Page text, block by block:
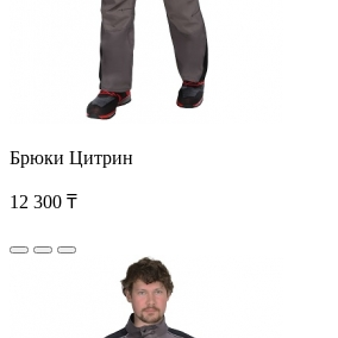
Брюки Цитрин
12 300 ₸